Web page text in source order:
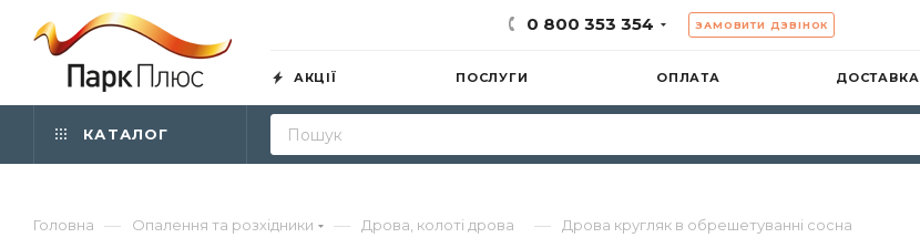
0 800 353 354 ЗАМОВИТИ ДЗВІНОК
АКЦІЇ ПОСЛУГИ ОПЛАТА ДОСТАВКА
КАТАЛОГ
Головна — Опалення та розхідники — Дрова, колоті дрова — Дрова кругляк в обрешетуванні сосна